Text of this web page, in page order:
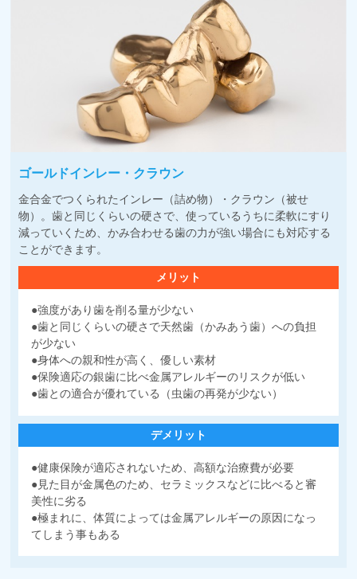
ゴールドインレー・クラウン
金合金でつくられたインレー（詰め物）・クラウン（被せ
物）。歯と同じくらいの硬さで、使っているうちに柔軟にすり
減っていくため、かみ合わせる歯の力が強い場合にも対応する
ことができます。
メリット
●強度があり歯を削る量が少ない
●歯と同じくらいの硬さで天然歯（かみあう歯）への負担
が少ない
●身体への親和性が高く、優しい素材
●保険適応の銀歯に比べ金属アレルギーのリスクが低い
●歯との適合が優れている（虫歯の再発が少ない）
デメリット
●健康保険が適応されないため、高額な治療費が必要
●見た目が金属色のため、セラミックスなどに比べると審
美性に劣る
●極まれに、体質によっては金属アレルギーの原因になっ
てしまう事もある